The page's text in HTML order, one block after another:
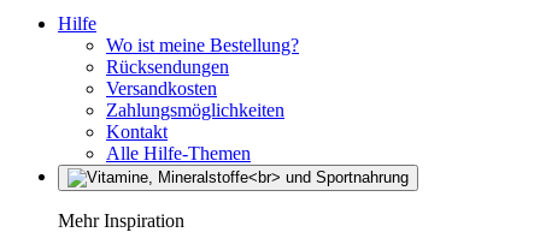
Hilfe
Wo ist meine Bestellung?
Rücksendungen
Versandkosten
Zahlungsmöglichkeiten
Kontakt
Alle Hilfe-Themen
Mehr Inspiration